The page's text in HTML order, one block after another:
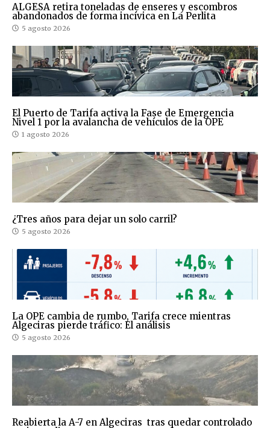
ALGESA retira toneladas de enseres y escombros
abandonados de forma incívica en La Perlita
5 agosto 2026
El Puerto de Tarifa activa la Fase de Emergencia
Nivel 1 por la avalancha de vehículos de la OPE
1 agosto 2026
¿Tres años para dejar un solo carril?
5 agosto 2026
La OPE cambia de rumbo, Tarifa crece mientras
Algeciras pierde tráfico: El análisis
5 agosto 2026
Reabierta la A-7 en Algeciras tras quedar controlado